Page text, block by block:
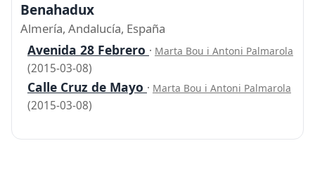
Benahadux
Almería, Andalucía, España
Avenida 28 Febrero · Marta Bou i Antoni Palmarola
(2015-03-08)
Calle Cruz de Mayo · Marta Bou i Antoni Palmarola
(2015-03-08)